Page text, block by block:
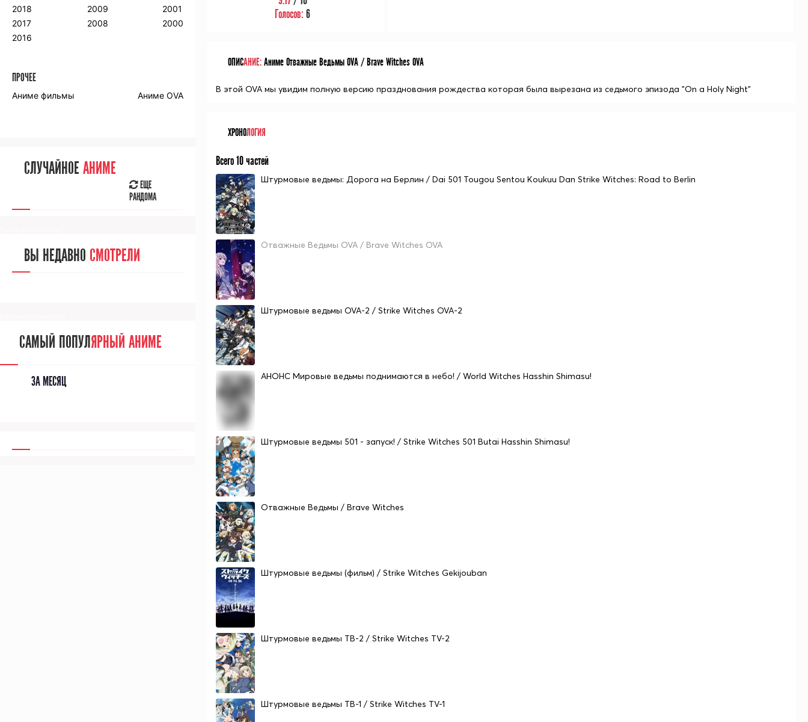
Голосов:6
ОПИСАНИЕ:Аниме Отважные Ведьмы OVA / Brave Witches OVA
В этой OVA мы увидим полную версию празднования рождества которая была вырезана из седьмого эпизода "On a Holy Night"
ХРОНОЛОГИЯ
Всего 10 частей
Штурмовые ведьмы: Дорога на Берлин / Dai 501 Tougou Sentou Koukuu Dan Strike Witches: Road to Berlin
Отважные Ведьмы OVA / Brave Witches OVA
Штурмовые ведьмы OVA-2 / Strike Witches OVA-2
АНОНС Мировые ведьмы поднимаются в небо! / World Witches Hasshin Shimasu!
Штурмовые ведьмы 501 - запуск! / Strike Witches 501 Butai Hasshin Shimasu!
Отважные Ведьмы / Brave Witches
Штурмовые ведьмы (фильм) / Strike Witches Gekijouban
Штурмовые ведьмы ТВ-2 / Strike Witches TV-2
Штурмовые ведьмы ТВ-1 / Strike Witches TV-1
2018
2017
2016
2009
2008
2001
2000
ПРОЧЕЕ
Аниме фильмы Аниме OVA
СЛУЧАЙНОЕ АНИМЕ
ЕЩЕ
РАНДОМА
ВЫ НЕДАВНО СМОТРЕЛИ
САМЫЙ ПОПУЛЯРНЫЙ АНИМЕ
ЗА МЕСЯЦ